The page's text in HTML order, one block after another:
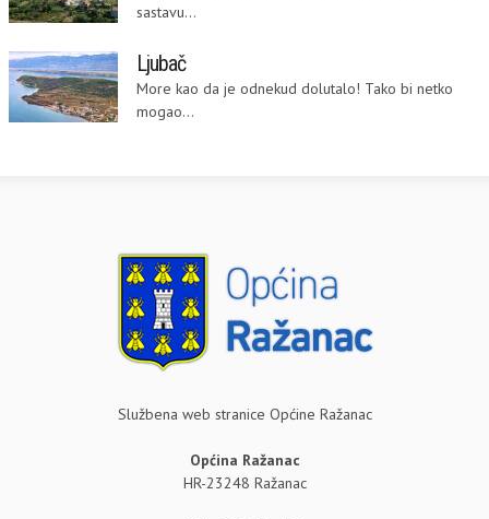
sastavu...
Ljubač
More kao da je odnekud dolutalo! Tako bi netko
mogao...
Službena web stranice Općine Ražanac
Općina Ražanac
HR-23248 Ražanac